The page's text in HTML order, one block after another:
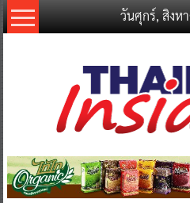
Skip
to
วันศุกร์, สิงห
Thailand